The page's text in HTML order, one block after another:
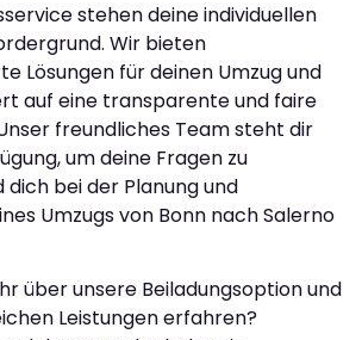
stehen deine individuellen
Wir bieten
Lösungen für deinen Umzug und
auf eine transparente und faire
freundliches Team steht dir
um deine Fragen zu
bei der Planung und
Umzugs von Bonn nach Salerno
über unsere Beiladungsoption und
Leistungen erfahren?